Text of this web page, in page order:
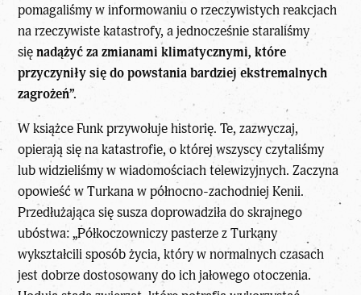
pomagaliśmy w informowaniu o rzeczywistych reakcjach
na rzeczywiste katastrofy, a jednocześnie staraliśmy
sięnadążyć za zmianami klimatycznymi, które
przyczyniły się do powstania bardziej ekstremalnych
zagrożeń”.
W książce Funk przywołuje historię. Te, zazwyczaj,
opierają się na katastrofie, o której wszyscy czytaliśmy
lub widzieliśmy w wiadomościach telewizyjnych. Zaczyna
opowieść w Turkana w północno-zachodniej Kenii.
Przedłużająca się susza doprowadziła do skrajnego
ubóstwa: „Półkoczowniczy pasterze z Turkany
wykształcili sposób życia, który w normalnych czasach
jest dobrze dostosowany do ich jałowego otoczenia.